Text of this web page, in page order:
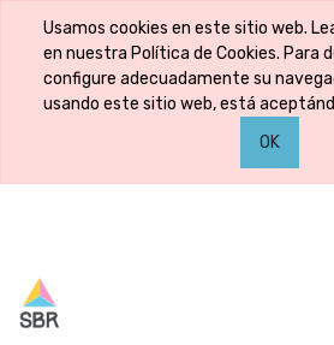
Usamos cookies en este sitio web.
en nuestra Política de Cookies. Para
configure adecuadamente su
usando este sitio web, está
OK